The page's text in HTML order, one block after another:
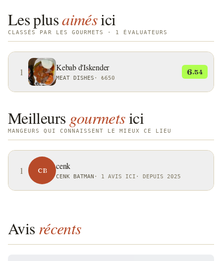
Les plusaimésici
CLASSÉS PAR LES GOURMETS · 1 ÉVALUATEURS
1 Kebab d'Iskender
MEAT DISHES · ₺650
6.54
Meilleurs gourmetsici
MANGEURS QUI CONNAISSENT LE MIEUX CE LIEU
1 CB cenk
CENK BATMAN · 1 AVIS ICI · DEPUIS 2025
Avis récents